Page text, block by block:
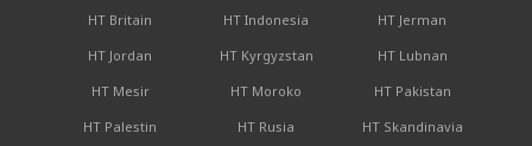
HT Britain
HT Indonesia
HT Jerman
HT Jordan
HT Kyrgyzstan
HT Lubnan
HT Mesir
HT Moroko
HT Pakistan
HT Palestin
HT Rusia
HT Skandinavia